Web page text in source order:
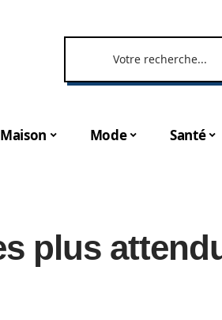
Maison Mode Santé
plus